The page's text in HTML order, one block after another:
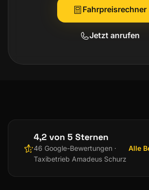
Fahrpreisrechner
Jetzt anrufen
4,2 von 5 Sternen
46 Google-Bewertungen ·
Taxibetrieb Amadeus Schurz
Alle